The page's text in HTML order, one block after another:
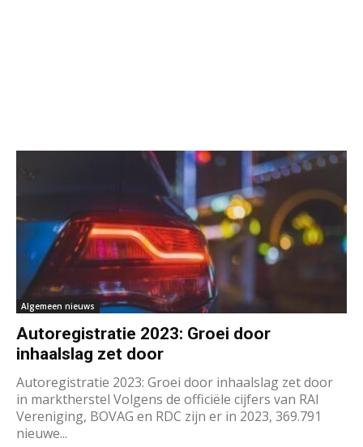
Algemeen nieuws
Autoregistratie 2023: Groei door
inhaalslag zet door
Autoregistratie 2023: Groei door inhaalslag zet door
in marktherstel Volgens de officiële cijfers van RAI
Vereniging, BOVAG en RDC zijn er in 2023, 369.791
nieuwe...